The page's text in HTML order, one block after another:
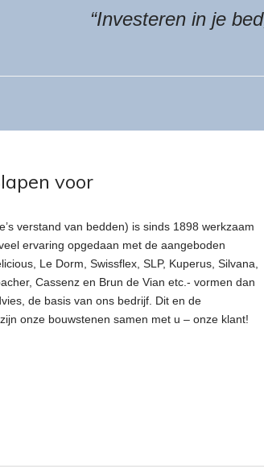
“Investeren in je
voor
verstand van bedden) is sinds 1898 werkzaam
ervaring opgedaan met de aangeboden
Le Dorm, Swissflex, SLP, Kuperus, Silvana,
Cassenz en Brun de Vian etc.- vormen dan
de basis van ons bedrijf. Dit en de
onze bouwstenen samen met u – onze klant!